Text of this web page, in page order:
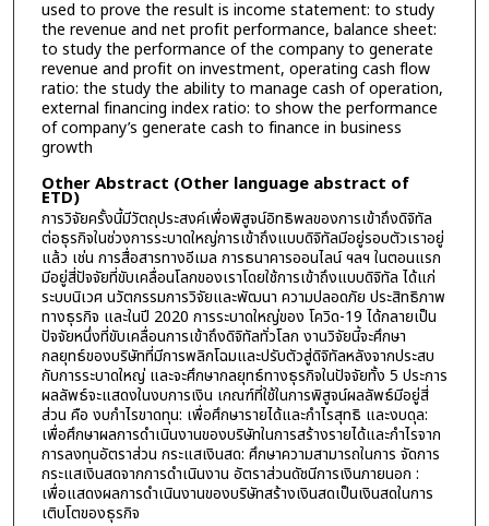
used to prove the result is income statement: to study
the revenue and net profit performance, balance sheet:
to study the performance of the company to generate
revenue and profit on investment, operating cash flow
ratio: the study the ability to manage cash of operation,
external financing index ratio: to show the performance
of company’s generate cash to finance in business
growth
Other Abstract (Other language abstract of
ETD)
การวิจัยครั้งนี้มีวัตถุประสงค์เพื่อพิสูจน์อิทธิพลของการเข้าถึงดิจิทัล
ต่อธุรกิจในช่วงการระบาดใหญ่การเข้าถึงแบบดิจิทัลมีอยู่รอบตัวเราอยู่
แล้ว เช่น การสื่อสารทางอีเมล การธนาคารออนไลน์ ฯลฯ ในตอนแรก
มีอยู่สี่ปัจจัยที่ขับเคลื่อนโลกของเราโดยใช้การเข้าถึงแบบดิจิทัล ได้แก่
ระบบนิเวศ นวัตกรรมการวิจัยและพัฒนา ความปลอดภัย ประสิทธิภาพ
ทางธุรกิจ และในปี 2020 การระบาดใหญ่ของ โควิด-19 ได้กลายเป็น
ปัจจัยหนึ่งที่ขับเคลื่อนการเข้าถึงดิจิทัลทั่วโลก งานวิจัยนี้จะศึกษา
กลยุทธ์ของบริษัทที่มีการพลิกโฉมและปรับตัวสู่ดิจิทัลหลังจากประสบ
กับการระบาดใหญ่ และจะศึกษากลยุทธ์ทางธุรกิจในปัจจัยทั้ง 5 ประการ
ผลลัพธ์จะแสดงในงบการเงิน เกณฑ์ที่ใช้ในการพิสูจน์ผลลัพธ์มีอยู่สี่
ส่วน คือ งบกำไรขาดทุน: เพื่อศึกษารายได้และกำไรสุทธิ และงบดุล:
เพื่อศึกษาผลการดำเนินงานของบริษัทในการสร้างรายได้และกำไรจาก
การลงทุนอัตราส่วน กระแสเงินสด: ศึกษาความสามารถในการ จัดการ
กระแสเงินสดจากการดำเนินงาน อัตราส่วนดัชนีการเงินภายนอก :
เพื่อแสดงผลการดำเนินงานของบริษัทสร้างเงินสดเป็นเงินสดในการ
เติบโตของธุรกิจ